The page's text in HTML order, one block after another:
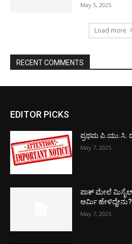
May 5, 2025
Load more
RECENT COMMENTS
EDITOR PICKS
ಪ್ರಥಮ ಪಿ.ಯು.ಸಿ.
May 7, 2025
ಪಾಕ್​ ಮೇಲೆ
ಆರ್ಮಿ ಹೇಳಿದ್ದೇನು?
May 7, 2025